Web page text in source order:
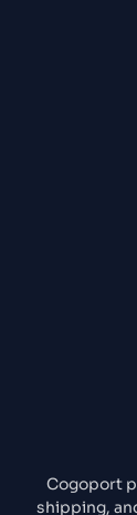
Cogoport
shipping,